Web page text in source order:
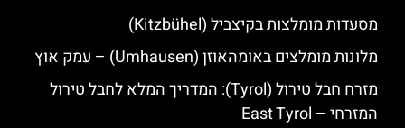
מסעדות מומלצות בקיצביל (Kitzbühel)
מלונות מומלצים באומהאוזן (Umhausen) – עמק אוץ
מזרח חבל טירול (Tyrol): המדריך המלא לחבל טירול
המזרחי – East Tyrol